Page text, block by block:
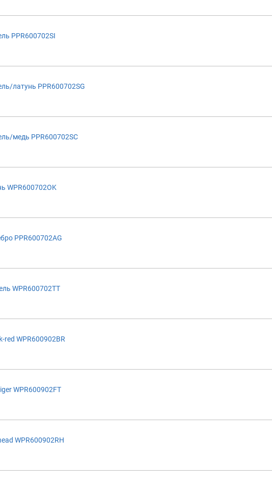
PPR600702SI
латунь PPR600702SG
медь PPR600702SC
WPR600702OK
PPR600702AG
WPR600702TT
WPR600902BR
WPR600902FT
WPR600902RH